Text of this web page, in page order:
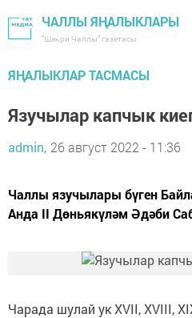
ЧАЛЛЫ ЯҢАЛЫКЛАРЫ
"Шәһри Чаллы" газетасы
ЯҢАЛЫКЛАР ТАСМАСЫ
Язучылар капчык
admin, 26 август 2022 - 11:36
Чаллы язучылары бүген
Анда II Дөньякүләм Әдәби
Чарада шулай ук XVII, XVIII,